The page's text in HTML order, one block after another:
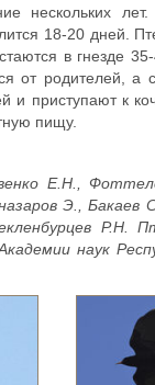
нескольких
18-20 дней.
в гнезде
от родителей, а
и приступают к
пищу.
Е.Н.,
Э., Бакаев
Р.Н.
наук